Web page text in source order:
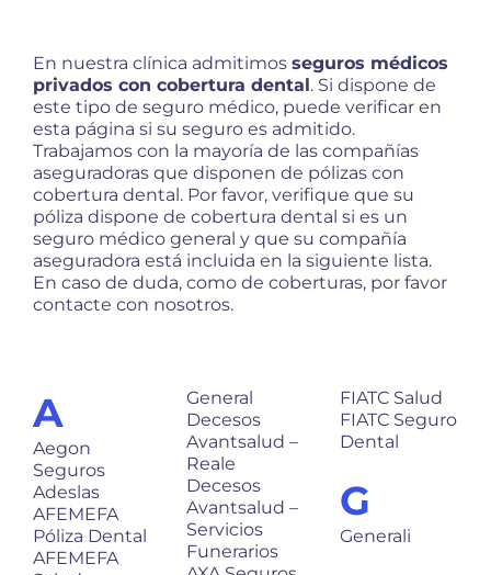
En nuestra clínica admitimos seguros médicos
privados con cobertura dental. Si dispone de
este tipo de seguro médico, puede verificar en
esta página si su seguro es admitido.
Trabajamos con la mayoría de las compañías
aseguradoras que disponen de pólizas con
cobertura dental. Por favor, verifique que su
póliza dispone de cobertura dental si es un
seguro médico general y que su compañía
aseguradora está incluida en la siguiente lista.
En caso de duda, como de coberturas, por favor
contacte con nosotros.
A
Aegon
Seguros
Adeslas
AFEMEFA
Póliza Dental
AFEMEFA
General
Decesos
Avantsalud –
Reale
Decesos
Avantsalud –
Servicios
Funerarios
FIATC Salud
FIATC Seguro
Dental
G
Generali